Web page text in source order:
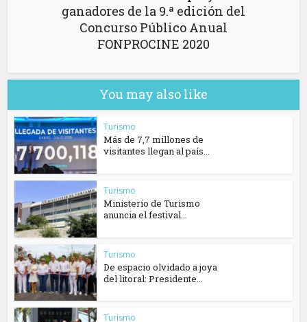
ganadores de la 9.ª edición del
Concurso Público Anual
FONPROCINE 2020
You may also like
Turismo
Más de 7,7 millones de
visitantes llegan al país...
Turismo
Ministerio de Turismo
anuncia el festival...
Turismo
De espacio olvidado a joya
del litoral: Presidente...
Turismo